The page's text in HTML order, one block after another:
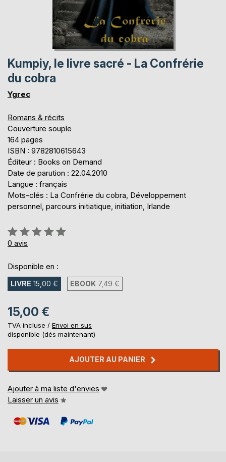
Kumpiy, le livre sacré - La Confrérie
du cobra
Ygrec
Romans & récits
Couverture souple
164 pages
ISBN : 9782810615643
Éditeur : Books on Demand
Date de parution : 22.04.2010
Langue : français
Mots-clés : La Confrérie du cobra, Développement
personnel, parcours initiatique, initiation, Irlande
Évaluation:
0%
0 avis
Disponible en :
LIVRE 15,00 € EBOOK 7,49 €
15,00 €
TVA incluse / Envoi en sus
disponible (dès maintenant)
AJOUTER AU PANIER
Ajouter à ma liste d'envies
Laisser un avis